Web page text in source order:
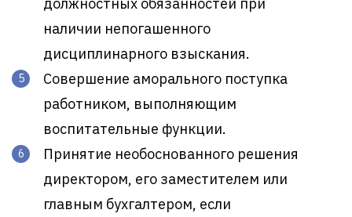
наличии непогашенного
дисциплинарного взыскания.
Совершение аморального поступка
работником, выполняющим
воспитательные функции.
Принятие необоснованного решения
директором, его заместителем или
главным бухгалтером, если